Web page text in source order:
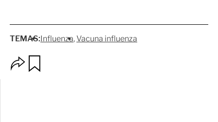
TEMAS:Influenza Vacuna influenza
p